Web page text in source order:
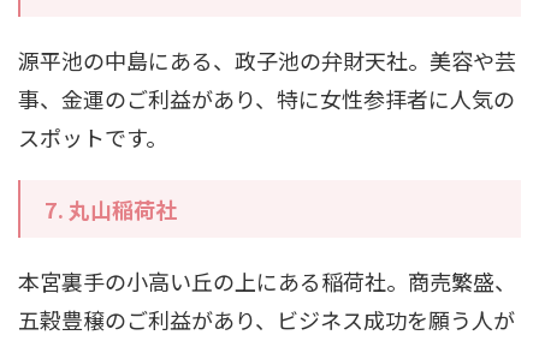
源平池の中島にある、政子池の弁財天社。美容や芸
事、金運のご利益があり、特に女性参拝者に人気の
スポットです。
7. 丸山稲荷社
本宮裏手の小高い丘の上にある稲荷社。商売繁盛、
五穀豊穣のご利益があり、ビジネス成功を願う人が